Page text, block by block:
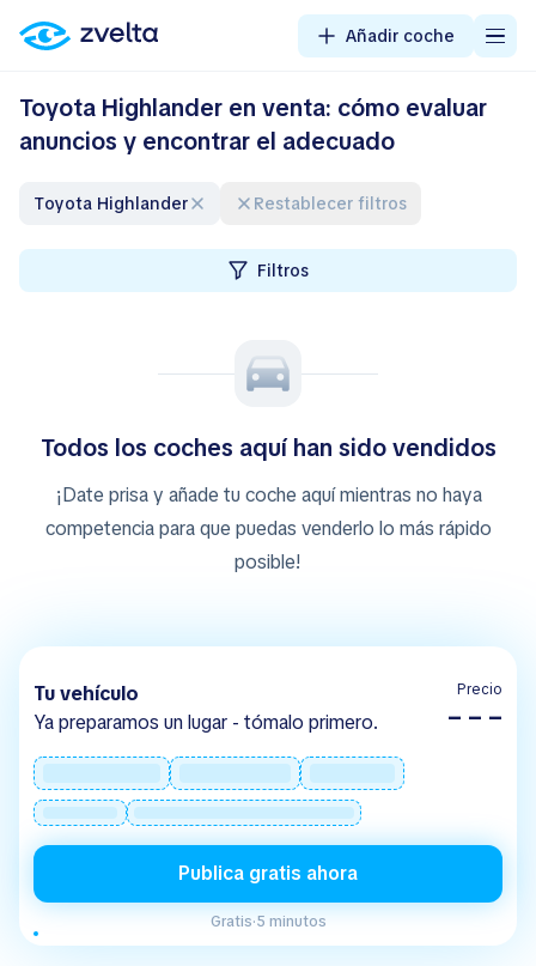
Añadir coche
Toyota Highlander en venta: cómo evaluar
anuncios y encontrar el adecuado
Toyota Highlander Restablecer filtros
Filtros
Todos los coches aquí han sido vendidos
¡Date prisa y añade tu coche aquí mientras no haya
competencia para que puedas venderlo lo más rápido
posible!
Tu vehículo
Ya preparamos un lugar - tómalo primero.
Precio
– – –
Publica gratis ahora
Gratis·5 minutos